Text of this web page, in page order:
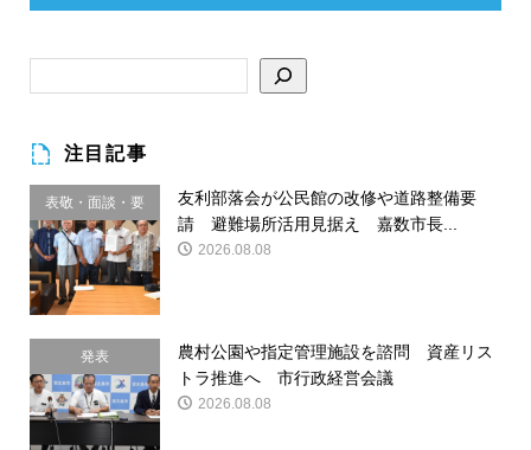
注目記事
表敬・面談・要
請
友利部落会が公民館の改修や道路整備要
請 避難場所活用見据え 嘉数市長...
2026.08.08
発表
農村公園や指定管理施設を諮問 資産リス
トラ推進へ 市行政経営会議
2026.08.08